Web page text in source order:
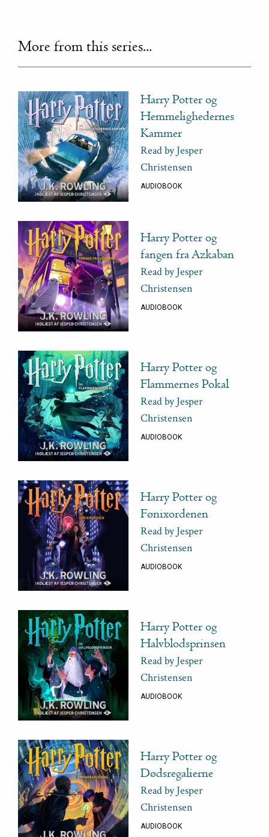
More from this series...
Harry Potter og
Hemmelighedernes
Kammer
Read by Jesper
Christensen
AUDIOBOOK
Harry Potter og
fangen fra Azkaban
Read by Jesper
Christensen
AUDIOBOOK
Harry Potter og
Flammernes Pokal
Read by Jesper
Christensen
AUDIOBOOK
Harry Potter og
Fønixordenen
Read by Jesper
Christensen
AUDIOBOOK
Harry Potter og
Halvblodsprinsen
Read by Jesper
Christensen
AUDIOBOOK
Harry Potter og
Dødsregalierne
Read by Jesper
Christensen
AUDIOBOOK